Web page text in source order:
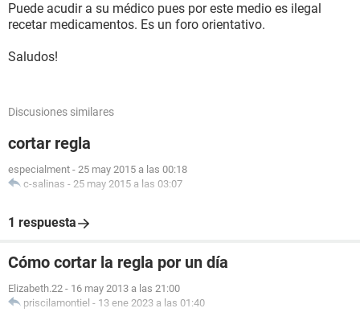
Puede acudir a su médico pues por este medio es ilegal
recetar medicamentos. Es un foro orientativo.
Saludos!
Discusiones similares
cortar regla
especialment - 25 may 2015 a las 00:18
c-salinas - 25 may 2015 a las 03:07
1 respuesta
Cómo cortar la regla por un día
Elizabeth.22 - 16 may 2013 a las 21:00
priscilamontiel - 13 ene 2023 a las 01:40